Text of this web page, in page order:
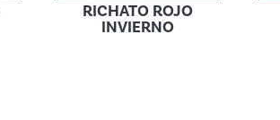
RICHATO ROJO
INVIERNO